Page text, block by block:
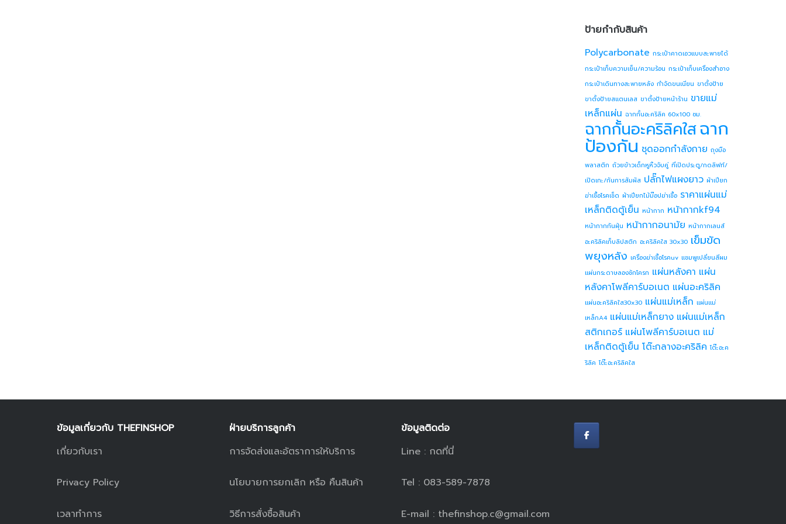
ป้ายกำกับสินค้า
Polycarbonate กระเป๋าคาดเอวแบบสะพายได้
กระเป๋าเก็บความเย็น/ความร้อน กระเป๋าเก็บเครื่องสำอาง
กระเป๋าเดินทางสะพายหลัง กำจัดขนเนียน ขาตั้งป้าย
ขาตั้งป้ายสแตนเลส ขาตั้งป้ายหน้าร้าน ขายแม่
เหล็กแผ่น ฉากกั้นอะคริลิค 60x100 ซม.
ฉากกั้นอะคริลิคใสฉาก
ป้องกัน ชุดออกกำลังกาย ถุงมือ
พลาสติก ถ้วยข้าวเด็กหูหิ้วจับคู่ ที่เปิดประตู/กดลิฟท์/
เปิดเกะ/กันการสัมผัส ปลั๊กไฟแผงยาว ผ้าเปียก
ฆ่าเชื้อโรคเช็ด ผ้าเปียกไม้ม๊อปฆ่าเชื้อ ราคาแผ่นแม่
เหล็กติดตู้เย็น หน้ากาก หน้ากากkf94
หน้ากากกันฝุ่น หน้ากากอนามัย หน้ากากเลนส์
อะคริลิคเก็บลิปสติก อะคริลิคใส 30x30 เข็มขัด
พยุงหลัง เครื่องฆ่าเชื้อโรคuv แชมพูเปลี่ยนสีผม
แผ่นกระดาษลองชักโครก แผ่นหลังคา แผ่น
หลังคาโพลีคาร์บอเนต แผ่นอะคริลิค
แผ่นอะคริลิคใส30x30 แผ่นแม่เหล็ก แผ่นแม่
เหล็กA4 แผ่นแม่เหล็กยาง แผ่นแม่เหล็ก
สติกเกอร์ แผ่นโพลีคาร์บอเนต แม่
เหล็กติดตู้เย็น โต๊ะกลางอะคริลิค โต๊ะอะค
ริลิค โต๊ะอะคริลิคใส
ข้อมูลเกี่ยวกับ THEFINSHOP
เกี่ยวกับเรา
Privacy Policy
เวลาทำการ
ฝ่ายบริการลูกค้า
การจัดส่งและอัตราการให้บริการ
นโยบายการยกเลิก หรือ คืนสินค้า
วิธีการสั่งซื้อสินค้า
ข้อมูลติดต่อ
Line : กดที่นี่
Tel : 083-589-7878
E-mail : thefinshop.c@gmail.com